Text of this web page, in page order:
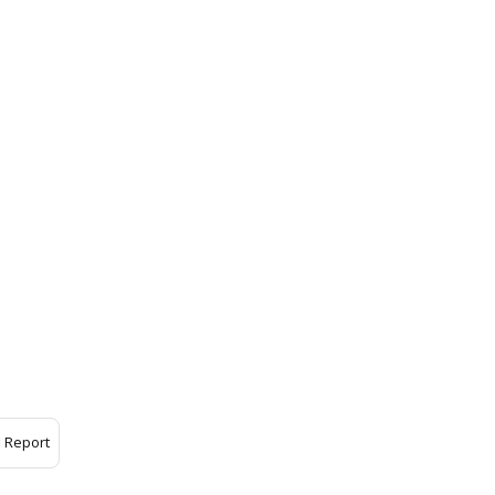
Report